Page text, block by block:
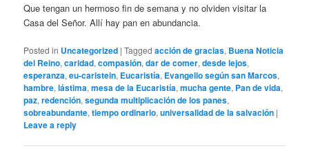
Que tengan un hermoso fin de semana y no olviden visitar la
Casa del Señor. Allí hay pan en abundancia.
Posted in Uncategorized |Tagged acción de gracias, Buena Noticia
del Reino,caridad,compasión,dar de comer,desde lejos,
esperanza,eu-caristein, Eucaristía, Evangelio según san Marcos,
hambre,lástima,mesa de la Eucaristía,mucha gente, Pan de vida,
paz,redención,segunda multiplicación de los panes,
sobreabundante,tiempo ordinario,universalidad de la salvación |
Leave a reply